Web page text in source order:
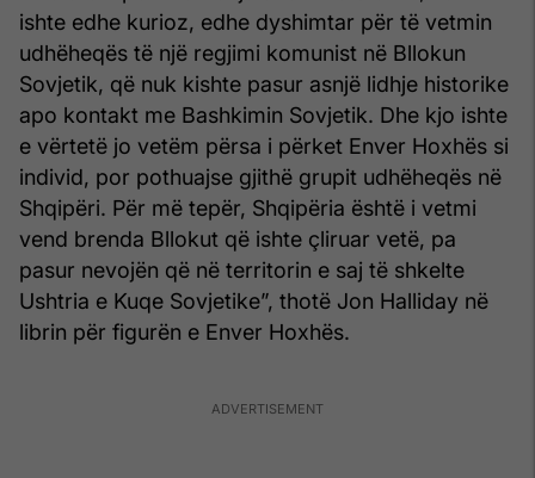
ishte edhe kurioz, edhe dyshimtar për të vetmin
udhëheqës të një regjimi komunist në Bllokun
Sovjetik, që nuk kishte pasur asnjë lidhje historike
apo kontakt me Bashkimin Sovjetik. Dhe kjo ishte
e vërtetë jo vetëm përsa i përket Enver Hoxhës si
individ, por pothuajse gjithë grupit udhëheqës në
Shqipëri. Për më tepër, Shqipëria është i vetmi
vend brenda Bllokut që ishte çliruar vetë, pa
pasur nevojën që në territorin e saj të shkelte
Ushtria e Kuqe Sovjetike”, thotë Jon Halliday në
librin për figurën e Enver Hoxhës.